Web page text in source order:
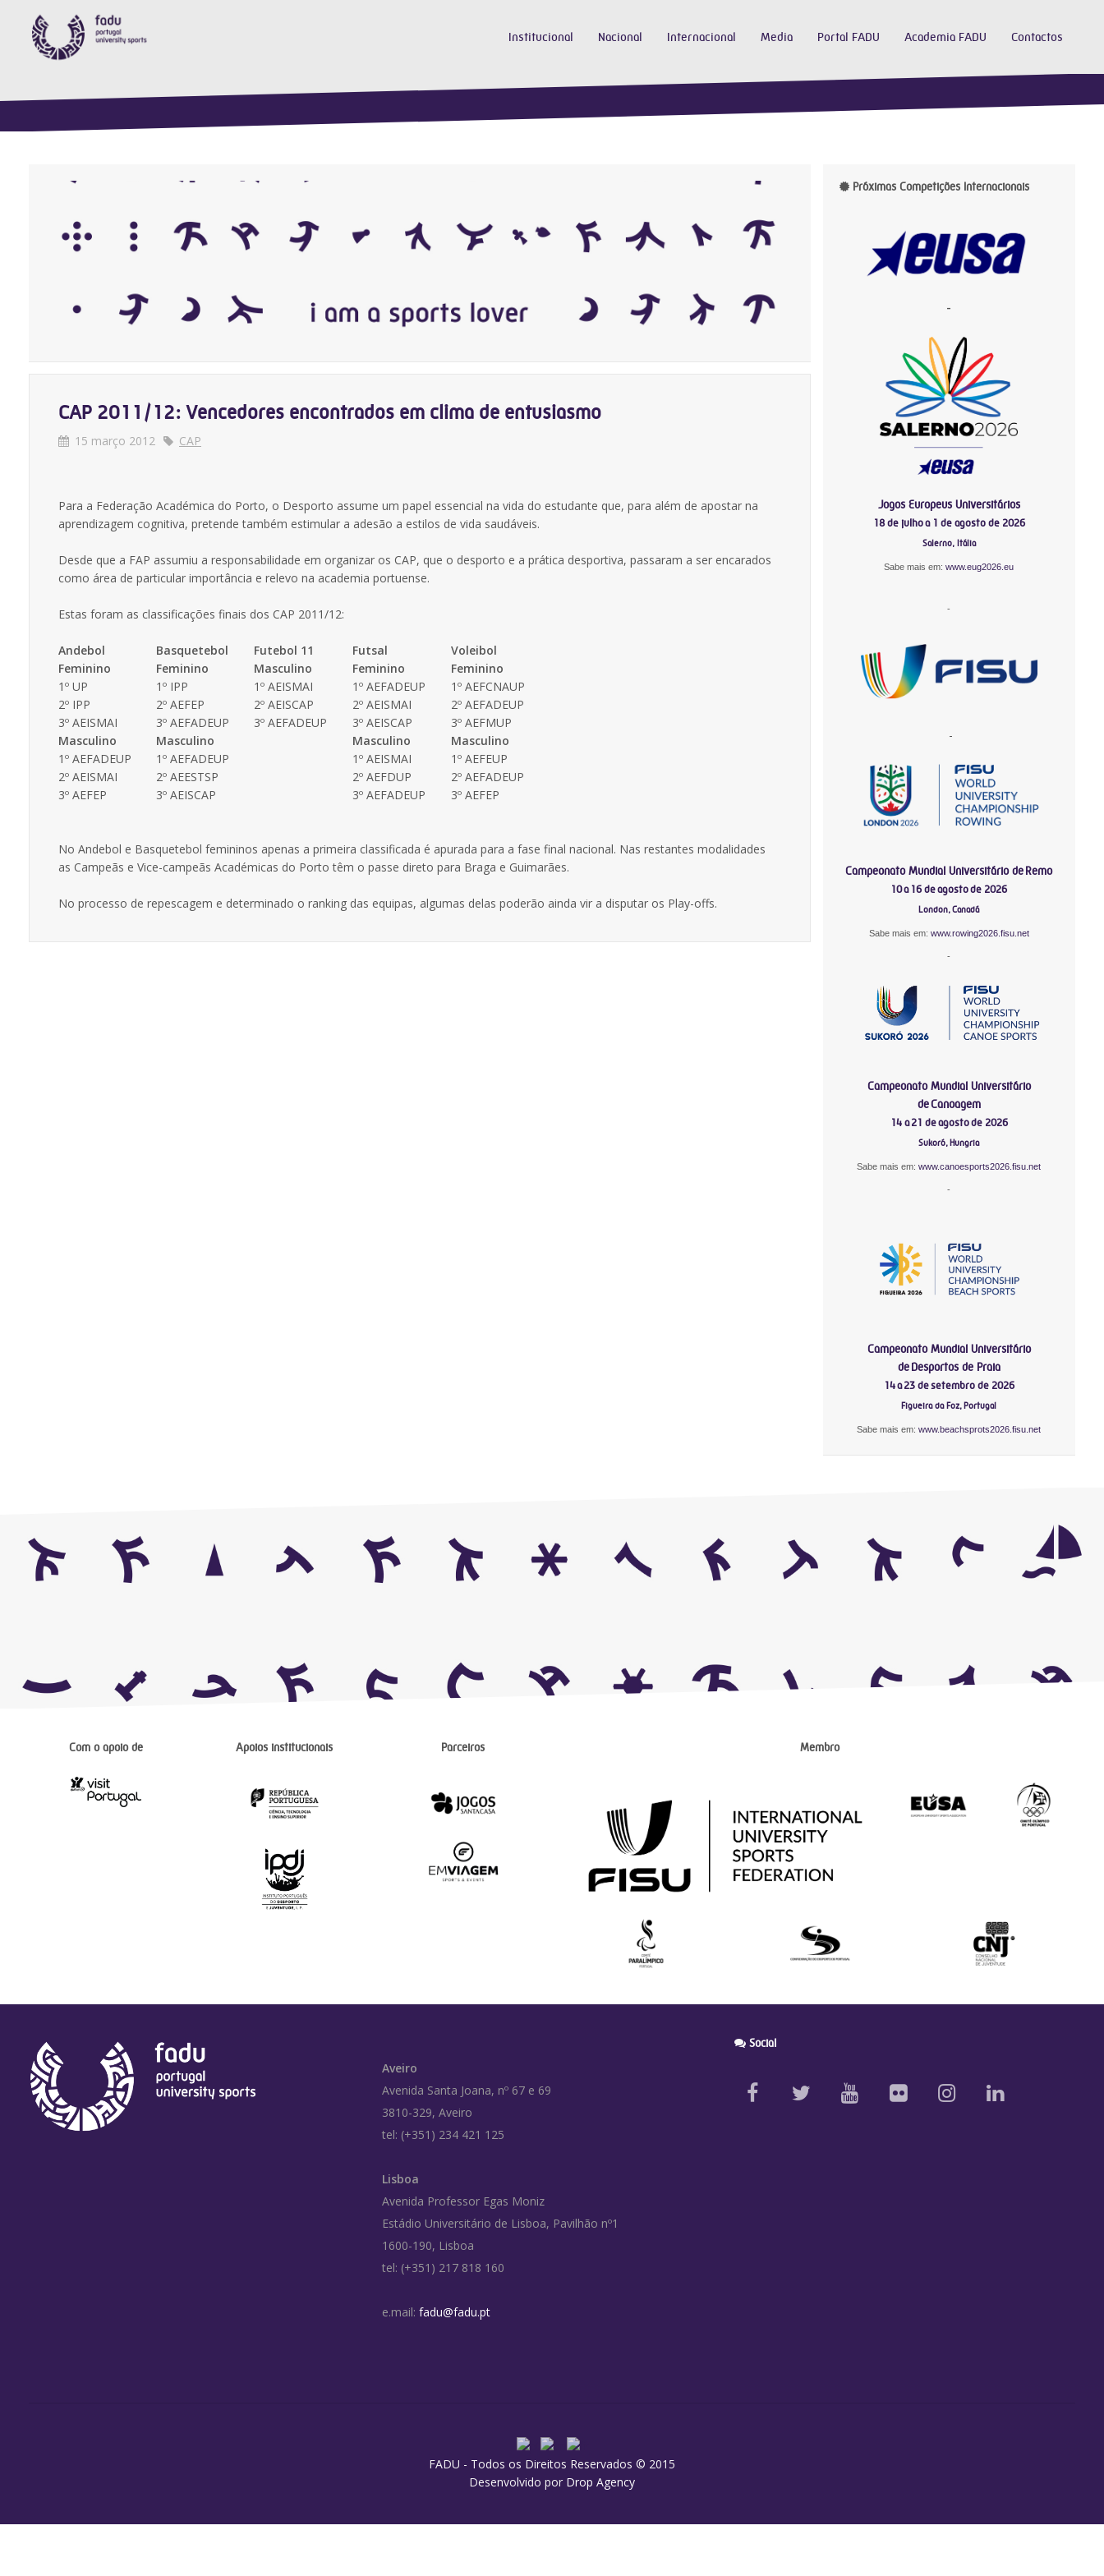
Institucional Nacional Internacional Media Portal FADU Academia FADU Contactos
CAP 2011/12: Vencedores encontrados em clima de entusiasmo
15 março 2012 CAP
Para a Federação Académica do Porto, o Desporto assume um papel essencial na vida do estudante que, para além de apostar na
aprendizagem cognitiva, pretende também estimular a adesão a estilos de vida saudáveis.
Desde que a FAP assumiu a responsabilidade em organizar os CAP, que o desporto e a prática desportiva, passaram a ser encarados
como área de particular importância e relevo na academia portuense.
Estas foram as classificações finais dos CAP 2011/12:
Andebol Basquetebol Futebol 11 Futsal
Voleibol
Feminino
Feminino Masculino Feminino
Feminino
1º UP
1º IPP 1º AEISMAI 1º AEFADEUP
1º AEFCNAUP
2º IPP
2º AEFEP 2º AEISCAP 2º AEISMAI
2º AEFADEUP
3º AEISMAI
3º AEFADEUP 3º AEFADEUP 3º AEISCAP
3º AEFMUP
Masculino
Masculino Masculino
Masculino
1º AEFADEUP
1º AEFADEUP 1º AEISMAI
1º AEFEUP
2º AEISMAI
2º AEESTSP 2º AEFDUP
2º AEFADEUP
3º AEFEP
3º AEISCAP 3º AEFADEUP 3º AEFEP
No Andebol e Basquetebol femininos apenas a primeira classificada é apurada para a fase final nacional. Nas restantes modalidades
as Campeãs e Vice-campeãs Académicas do Porto têm o passe direto para Braga e Guimarães.
No processo de repescagem e determinado o ranking das equipas, algumas delas poderão ainda vir a disputar os Play-offs.
Próximas Competições Internacionais
-
Jogos Europeus Universitários
18 de julho a 1 de agosto de 2026
Salerno, Itália
Sabe mais em:www.eug2026.eu
-
-
Campeonato Mundial Universitário de Remo
10 a 16 de agosto de 2026
London, Canadá
Sabe mais em: www.rowing2026.fisu.net
-
Campeonato Mundial Universitário
de Canoagem
14 a 21 de agosto de 2026
Sukoró, Hungria
Sabe mais em:www.canoesports2026.fisu.net
-
Campeonato Mundial Universitário
de Desportos de Praia
14 a 23 de setembro de 2026
Figueira da Foz, Portugal
Sabe mais em:www.beachsprots2026.fisu.net
Com o apoio de Apoios institucionais Parceiros Membro
Aveiro
Avenida Santa Joana, nº 67 e 69
3810-329, Aveiro
tel: (+351) 234 421 125
Lisboa
Avenida Professor Egas Moniz
Estádio Universitário de Lisboa, Pavilhão nº1
1600-190, Lisboa
tel: (+351) 217 818 160
e.mail: fadu@fadu.pt
Social
FADU - Todos os Direitos Reservados © 2015
Desenvolvido por Drop Agency